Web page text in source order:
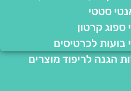
סטטי
קרטון
לכרטיסים
הגנה לריפוד מוצרים